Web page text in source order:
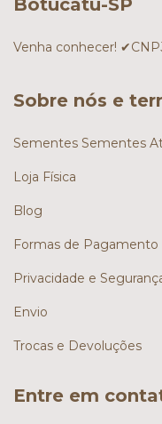
Venha conhecer! ✔CNPJ
Sobre nós e
Sementes Sementes
Loja Física
Blog
Formas de Pagamento
Privacidade e
Envio
Trocas e Devoluções
Entre em